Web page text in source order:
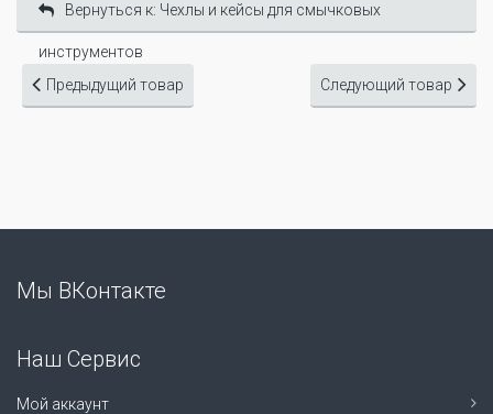
Вернуться к: Чехлы и кейсы для смычковых
инструментов
Предыдущий товар
Следующий товар
Мы ВКонтакте
Наш Сервис
Мой аккаунт